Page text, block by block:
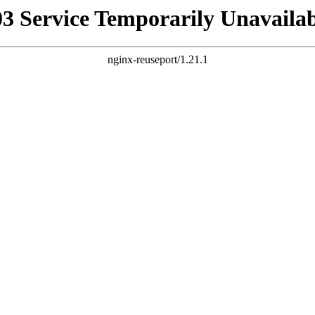
Service Temporarily
nginx-reuseport/1.21.1